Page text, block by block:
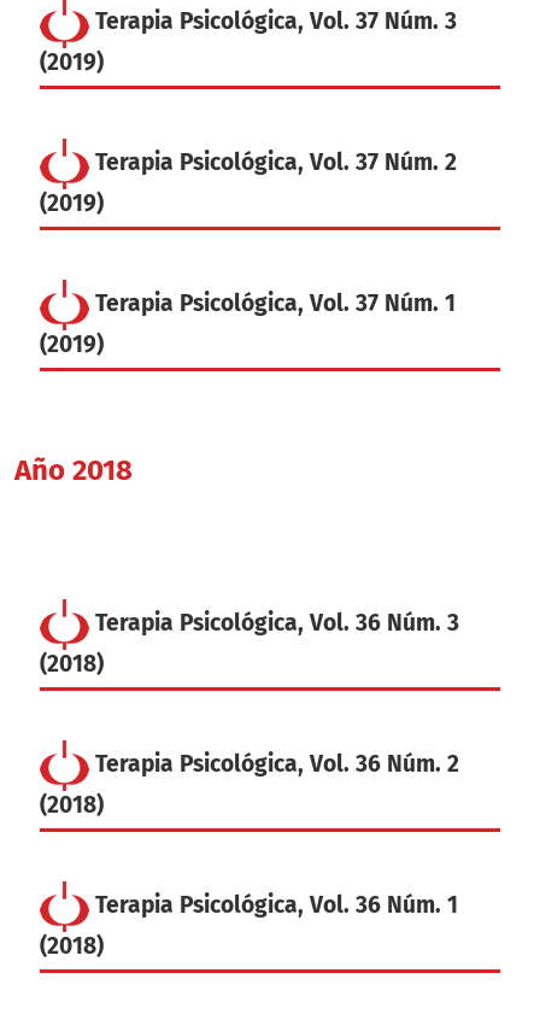
Terapia Psicológica, Vol. 37 Núm. 3
(2019)
Terapia Psicológica, Vol. 37 Núm. 2
(2019)
Terapia Psicológica, Vol. 37 Núm. 1
(2019)
Año 2018
Terapia Psicológica, Vol. 36 Núm. 3
(2018)
Terapia Psicológica, Vol. 36 Núm. 2
(2018)
Terapia Psicológica, Vol. 36 Núm. 1
(2018)